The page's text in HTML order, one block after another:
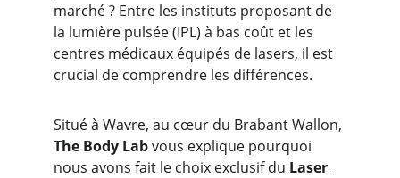
marché ? Entre les instituts proposant de
la lumière pulsée (IPL) à bas coût et les
centres médicaux équipés de lasers, il est
crucial de comprendre les différences.
Situé à Wavre, au cœur du Brabant Wallon,
The Body Lab vous explique pourquoi
nous avons fait le choix exclusif du Laser